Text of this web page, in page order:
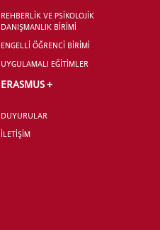
REHBERLİK VE PSİKOLOJİK
DANIŞMANLIK BİRİMİ
ENGELLİ ÖĞRENCİ BİRİMİ
UYGULAMALI EĞİTİMLER
ERASMUS +
DUYURULAR
İLETİŞİM